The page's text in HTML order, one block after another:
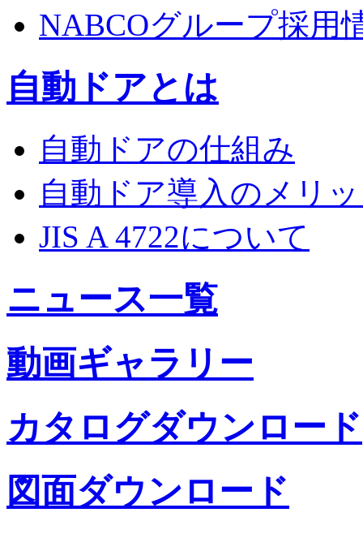
NABCOグループ採用
自動ドアとは
自動ドアの仕組み
自動ドア導入のメリ
JIS A 4722について
ニュース一覧
動画ギャラリー
カタログダウンロード
図面ダウンロード